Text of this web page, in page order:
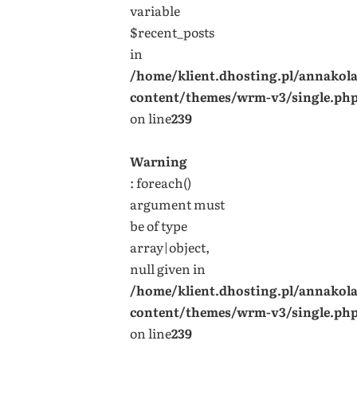
variable
$recent_posts
in
/home/klient.dhosting.pl/
content/themes/wrm-v3/
on line239
Warning
: foreach()
argument must
be of type
array|object,
null given in
/home/klient.dhosting.pl/
content/themes/wrm-v3/
on line239